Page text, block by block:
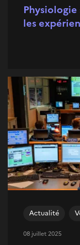
les
Actualité
08 juillet 2025